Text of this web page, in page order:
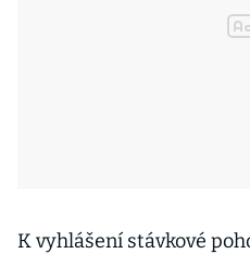
K vyhlášení stávkové